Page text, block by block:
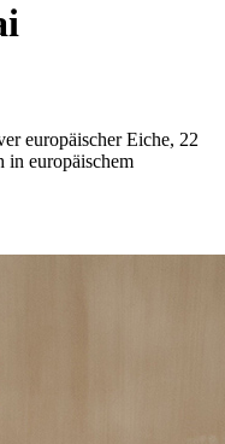
europäischer Eiche, 22
in europäischem